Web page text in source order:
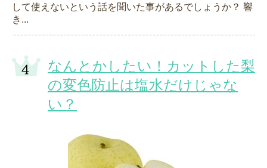
して使えないという話を聞いた事があるでしょうか？ 響
き...
なんとかしたい！カットした梨
の変色防止は塩水だけじゃな
い？